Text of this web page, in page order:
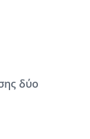
δύο